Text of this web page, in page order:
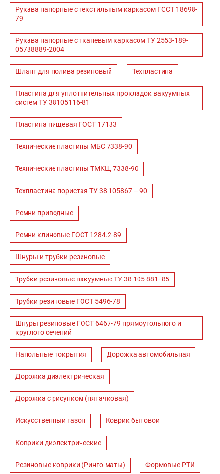
Рукава напорные с текстильным каркасом ГОСТ 18698-
79
Рукава напорные с тканевым каркасом ТУ 2553-189-
05788889-2004
Шланг для полива резиновый Техпластина
Пластина для уплотнительных прокладок вакуумных
систем ТУ 38105116-81
Пластина пищевая ГОСТ 17133
Технические пластины МБС 7338-90
Технические пластины ТМКЩ 7338-90
Техпластина пористая ТУ 38 105867 – 90
Ремни приводные
Ремни клиновые ГОСТ 1284.2-89
Шнуры и трубки резиновые
Трубки резиновые вакуумные ТУ 38 105 881- 85
Трубки резиновые ГОСТ 5496-78
Шнуры резиновые ГОСТ 6467-79 прямоугольного и
круглого сечений
Напольные покрытия Дорожка автомобильная
Дорожка диэлектрическая
Дорожка с рисунком (пятачковая)
Искусственный газон Коврик бытовой
Коврики диэлектрические
Резиновые коврики (Ринго-маты) Формовые РТИ